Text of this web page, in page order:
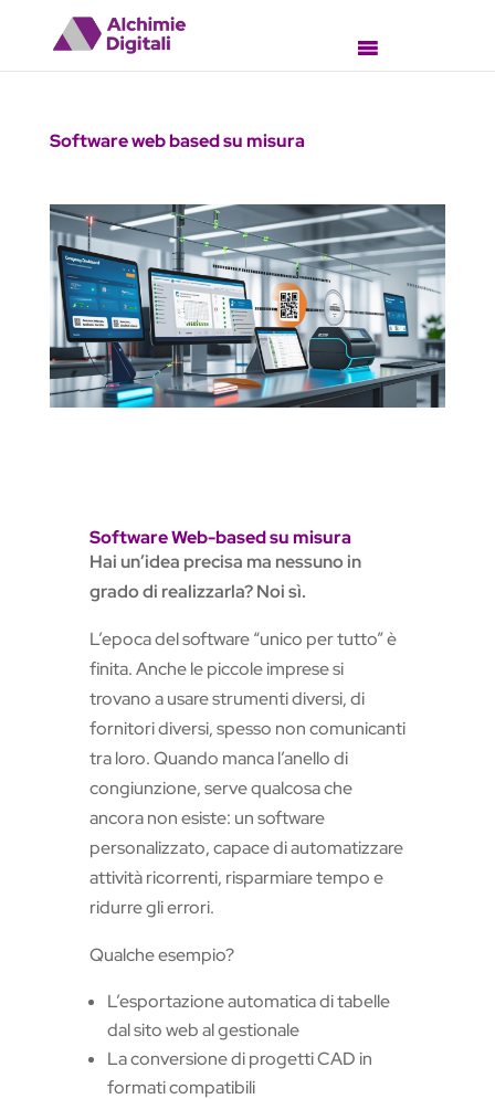
Software web based su misura
Software Web-based su misura
Hai un’idea precisa ma nessuno in
grado di realizzarla? Noi sì.
L’epoca del software “unico per tutto” è
finita. Anche le piccole imprese si
trovano a usare strumenti diversi, di
fornitori diversi, spesso non comunicanti
tra loro. Quando manca l’anello di
congiunzione, serve qualcosa che
ancora non esiste: un software
personalizzato, capace di automatizzare
attività ricorrenti, risparmiare tempo e
ridurre gli errori.
Qualche esempio?
L’esportazione automatica di tabelle
dal sito web al gestionale
La conversione di progetti CAD in
formati compatibili